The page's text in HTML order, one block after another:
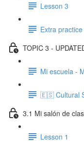
Lesson 3
Extra practice
TOPIC 3 -
Mi escuela -
🇪🇸 Cultural
3.1 Mi salón de
Lesson 1